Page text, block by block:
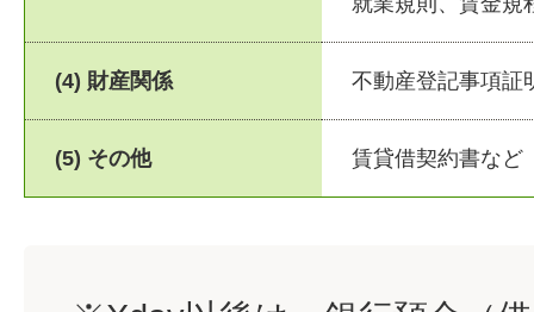
(4) 財産関係 不動産登記事項証
(5) その他 賃貸借契約書など